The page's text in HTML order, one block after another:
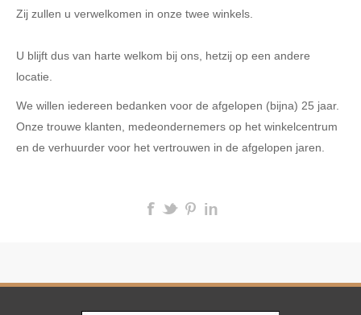
Zij zullen u verwelkomen in onze twee winkels.
U blijft dus van harte welkom bij ons, hetzij op een andere
locatie.
We willen iedereen bedanken voor de afgelopen (bijna) 25 jaar.
Onze trouwe klanten, medeondernemers op het winkelcentrum
en de verhuurder voor het vertrouwen in de afgelopen jaren.